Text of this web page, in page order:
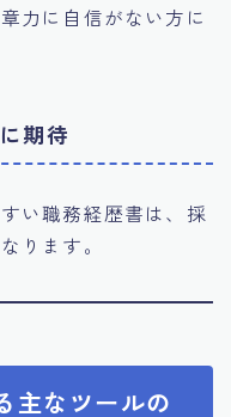
力に自信がない方に
期待
い職務経歴書は、採
ります。
主なツールの